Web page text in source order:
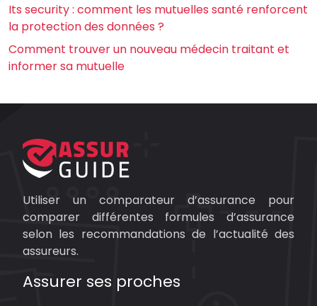
Its security : comment les mutuelles santé renforcent
la protection des données ?
Comment trouver un nouveau médecin traitant et
informer sa mutuelle
Utiliser un comparateur d’assurance pour
comparer différentes formules d’assurance
selon les recommandations de l’actualité des
assureurs.
Assurer ses proches